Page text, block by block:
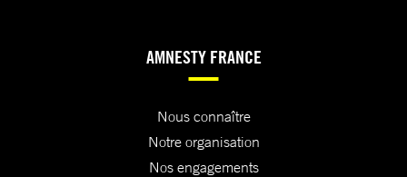
AMNESTY FRANCE
Nous connaître
Notre organisation
Nos engagements